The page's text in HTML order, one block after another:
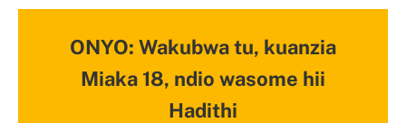
ONYO: Wakubwa tu, kuanzia
Miaka 18, ndio wasome hii
Hadithi